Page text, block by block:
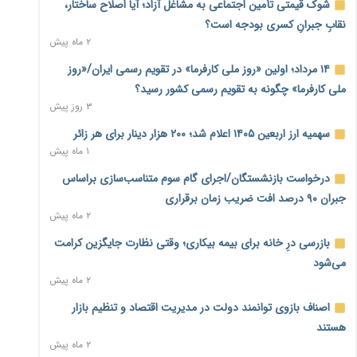
مطالبه کارگران جنوب برای پرداخت «حق جنگ»؛ از نفت و گاز تا
شبکه برق
حساب‌های شرکت ملی نفت در بانک صنعت و معدن مسدود
شد؛ بدهی یک میلیارد دلاری
درآمد کارگزاری‌ها چقدر است؟ کانون کارگزاران اعداد منتشرشده
در فضای مجازی را تکذیب کرد
بیکاری ۷ درصدی روی کاغذ؛ آیا در واقعیت هم این چنین است؟
روز خبرنگار؛ مطالبه‌ای فراتر از تبریک برای پاسداشت حقیقت و
امنیت شغلی
شوک قیمتی تأمین اجتماعی به مشاغل آزاد؛ آیا اصلاح ساختار،
نقابِ جبرانِ کسری بودجه است؟
۲ ماه پیش
۱۴ مرداد؛ اولین «روز ملی کارفرما» در تقویم رسمی ایران/«روز
ملی کارفرما» چگونه به تقویم رسمی کشور رسید؟
۳ روز پیش
سهمیه ارز اربعین ۱۴۰۵ اعلام شد؛ ۲۰۰ هزار دینار برای هر زائر
۱ ماه پیش
درخواست بازنشستگان/اجرای گام سوم متناسب‌سازی براساس
جبران ۹۰ درصد افت ضریب زمان برقراری
۲ ماه پیش
بازرسی درِ خانه برای بیمه بیکاری؛ وقتی نظارت جایگزین کرامت
می‌شود
۲ ماه پیش
اصناف بازوی توانمند دولت در مدیریت اقتصاد و تنظیم بازار
هستند
۲ ماه پیش